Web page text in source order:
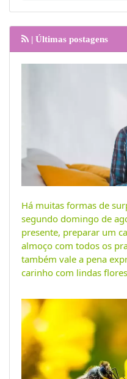
| Últimas postagens
Há muitas formas de
segundo domingo de
presente, preparar um
almoço com todos os
também vale a pena
carinho com lindas